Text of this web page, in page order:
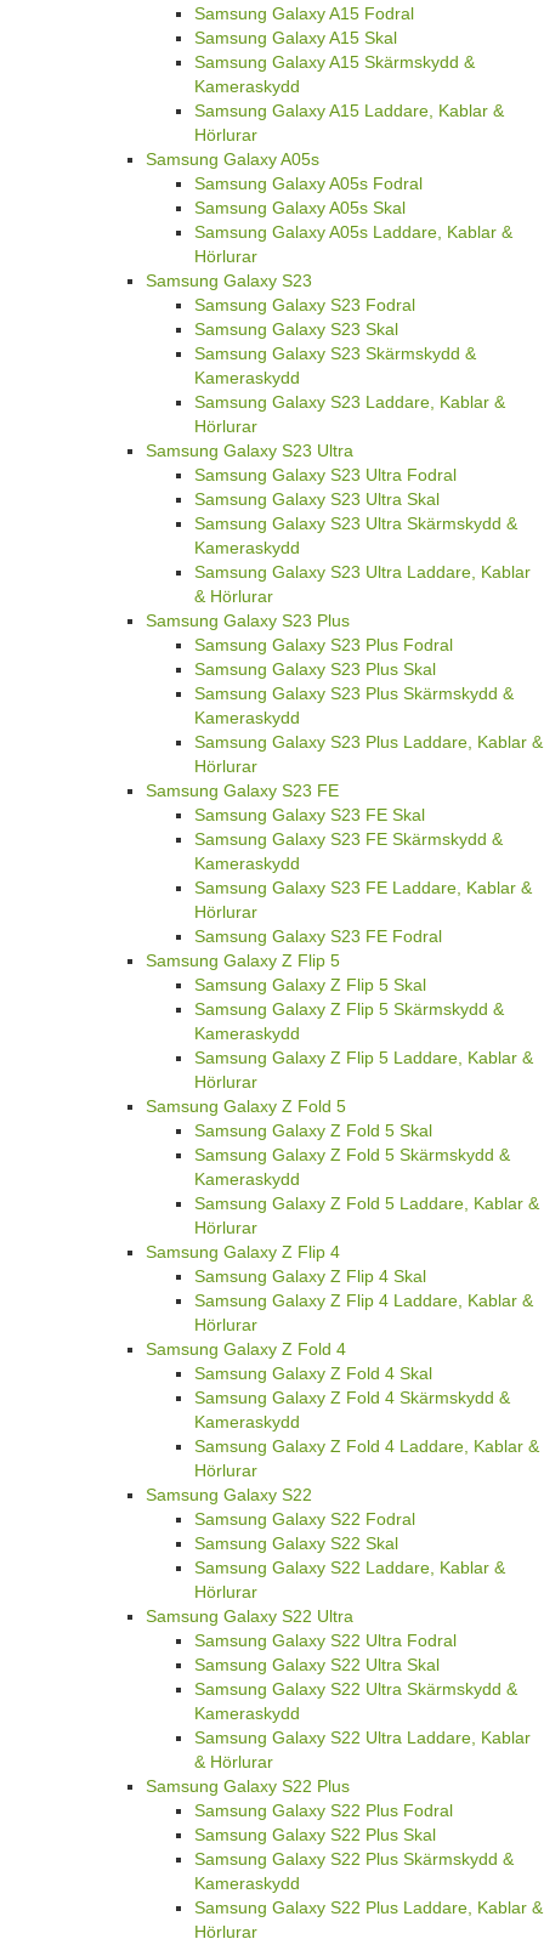
Samsung Galaxy A15 Fodral
Samsung Galaxy A15 Skal
Samsung Galaxy A15 Skärmskydd &
Kameraskydd
Samsung Galaxy A15 Laddare, Kablar &
Hörlurar
Samsung Galaxy A05s
Samsung Galaxy A05s Fodral
Samsung Galaxy A05s Skal
Samsung Galaxy A05s Laddare, Kablar &
Hörlurar
Samsung Galaxy S23
Samsung Galaxy S23 Fodral
Samsung Galaxy S23 Skal
Samsung Galaxy S23 Skärmskydd &
Kameraskydd
Samsung Galaxy S23 Laddare, Kablar &
Hörlurar
Samsung Galaxy S23 Ultra
Samsung Galaxy S23 Ultra Fodral
Samsung Galaxy S23 Ultra Skal
Samsung Galaxy S23 Ultra Skärmskydd &
Kameraskydd
Samsung Galaxy S23 Ultra Laddare, Kablar
& Hörlurar
Samsung Galaxy S23 Plus
Samsung Galaxy S23 Plus Fodral
Samsung Galaxy S23 Plus Skal
Samsung Galaxy S23 Plus Skärmskydd &
Kameraskydd
Samsung Galaxy S23 Plus Laddare, Kablar &
Hörlurar
Samsung Galaxy S23 FE
Samsung Galaxy S23 FE Skal
Samsung Galaxy S23 FE Skärmskydd &
Kameraskydd
Samsung Galaxy S23 FE Laddare, Kablar &
Hörlurar
Samsung Galaxy S23 FE Fodral
Samsung Galaxy Z Flip 5
Samsung Galaxy Z Flip 5 Skal
Samsung Galaxy Z Flip 5 Skärmskydd &
Kameraskydd
Samsung Galaxy Z Flip 5 Laddare, Kablar &
Hörlurar
Samsung Galaxy Z Fold 5
Samsung Galaxy Z Fold 5 Skal
Samsung Galaxy Z Fold 5 Skärmskydd &
Kameraskydd
Samsung Galaxy Z Fold 5 Laddare, Kablar &
Hörlurar
Samsung Galaxy Z Flip 4
Samsung Galaxy Z Flip 4 Skal
Samsung Galaxy Z Flip 4 Laddare, Kablar &
Hörlurar
Samsung Galaxy Z Fold 4
Samsung Galaxy Z Fold 4 Skal
Samsung Galaxy Z Fold 4 Skärmskydd &
Kameraskydd
Samsung Galaxy Z Fold 4 Laddare, Kablar &
Hörlurar
Samsung Galaxy S22
Samsung Galaxy S22 Fodral
Samsung Galaxy S22 Skal
Samsung Galaxy S22 Laddare, Kablar &
Hörlurar
Samsung Galaxy S22 Ultra
Samsung Galaxy S22 Ultra Fodral
Samsung Galaxy S22 Ultra Skal
Samsung Galaxy S22 Ultra Skärmskydd &
Kameraskydd
Samsung Galaxy S22 Ultra Laddare, Kablar
& Hörlurar
Samsung Galaxy S22 Plus
Samsung Galaxy S22 Plus Fodral
Samsung Galaxy S22 Plus Skal
Samsung Galaxy S22 Plus Skärmskydd &
Kameraskydd
Samsung Galaxy S22 Plus Laddare, Kablar &
Hörlurar